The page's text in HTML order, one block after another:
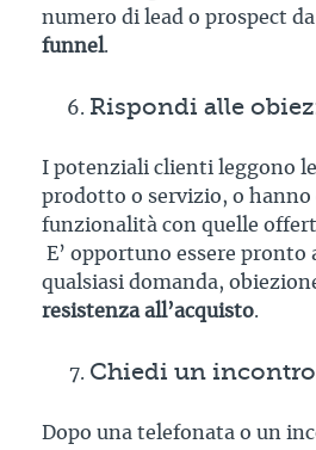
numero di lead o prospect
funnel.
Rispondi alle
I potenziali clienti leggono
prodotto o servizio, o
funzionalità con quelle
E’ opportuno essere pronto
qualsiasi domanda,
resistenza all’acquisto.
Chiedi un
Dopo una telefonata o un